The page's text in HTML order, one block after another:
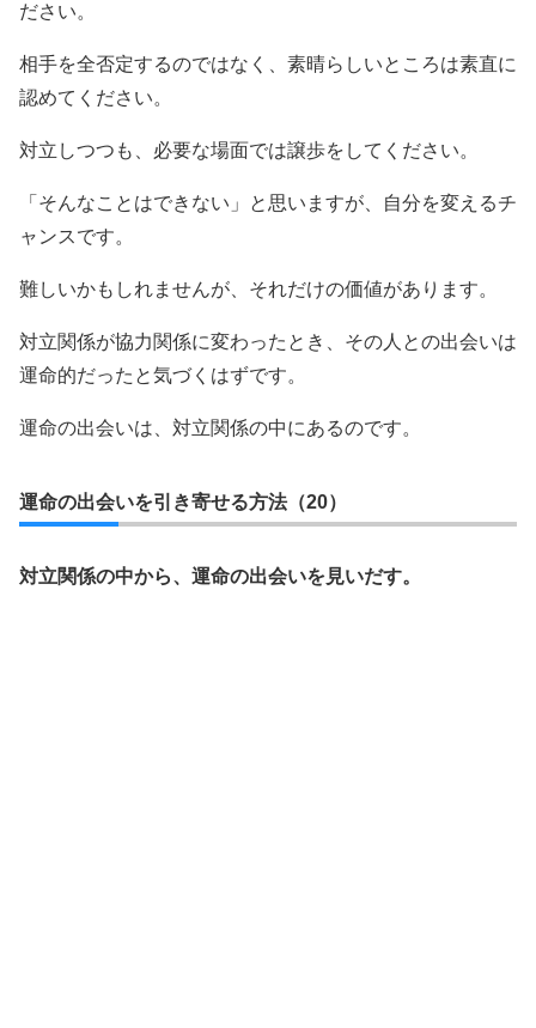
ださい。
相手を全否定するのではなく、素晴らしいところは素直に
認めてください。
対立しつつも、必要な場面では譲歩をしてください。
「そんなことはできない」と思いますが、自分を変えるチ
ャンスです。
難しいかもしれませんが、それだけの価値があります。
対立関係が協力関係に変わったとき、その人との出会いは
運命的だったと気づくはずです。
運命の出会いは、対立関係の中にあるのです。
運命の出会いを引き寄せる方法（20）
対立関係の中から、運命の出会いを見いだす。